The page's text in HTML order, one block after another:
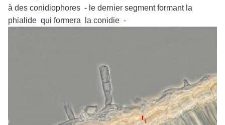
à des conidiophores - le dernier segment formant la
phialide qui formera la conidie -